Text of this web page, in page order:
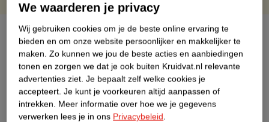
Over dit product
Productinformatie
Nature Impact Score
Dit product heeft (nog) geen Nature
We waarderen je privacy
Wij gebruiken cookies om je de beste online ervaring te
bieden en om onze website persoonlijker en makkelijker te
maken. Zo kunnen we jou de beste acties en aanbiedingen
tonen en zorgen we dat je ook buiten Kruidvat.nl relevante
advertenties ziet. Je bepaalt zelf welke cookies je
accepteert. Je kunt je voorkeuren altijd aanpassen of
intrekken. Meer informatie over hoe we je gegevens
verwerken lees je in ons Privacybeleid.